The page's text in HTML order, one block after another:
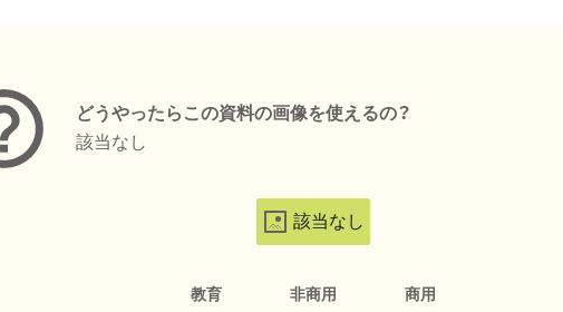
どうやったらこの資料の画像を使えるの？
該当なし
該当なし
教育 非商用 商用